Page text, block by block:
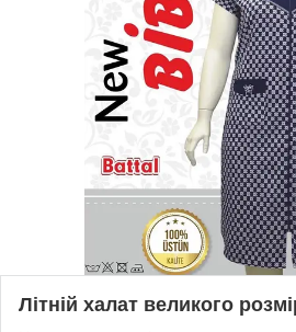
Літній халат великого